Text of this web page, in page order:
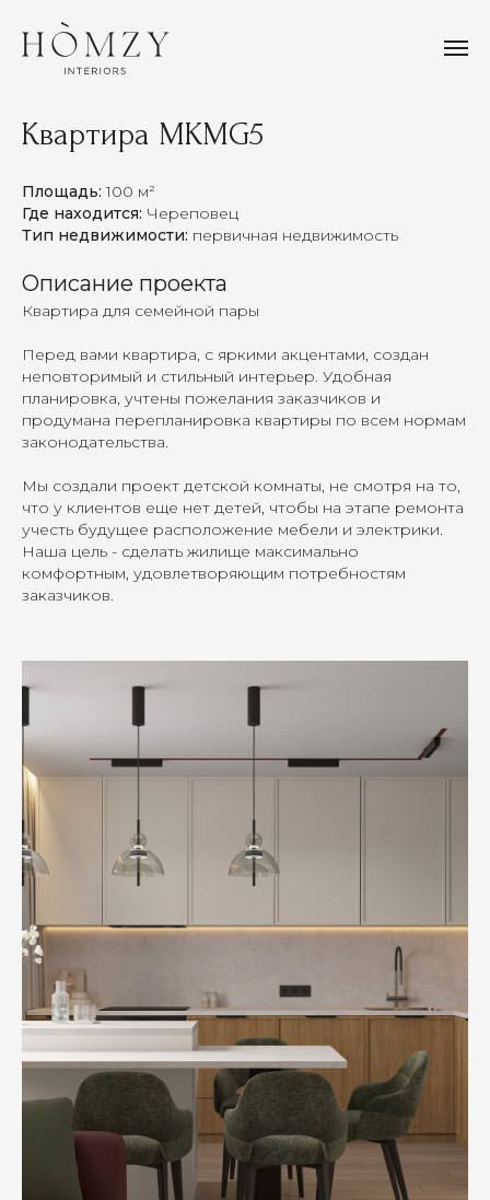
Квартира MKMG5
Площадь: 100 м²
Где находится: Череповец
Тип недвижимости: первичная недвижимость
Описание проекта
Квартира для семейной пары
Перед вами квартира, с яркими акцентами, создан
неповторимый и стильный интерьер. Удобная
планировка, учтены пожелания заказчиков и
продумана перепланировка квартиры по всем нормам
законодательства.
Мы создали проект детской комнаты, не смотря на то,
что у клиентов еще нет детей, чтобы на этапе ремонта
учесть будущее расположение мебели и электрики.
Наша цель - сделать жилище максимально
комфортным, удовлетворяющим потребностям
заказчиков.